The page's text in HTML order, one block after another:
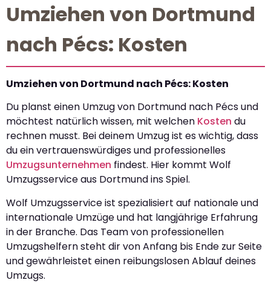
Umziehen von Dortmund
nach Pécs: Kosten
Umziehen von Dortmund nach Pécs: Kosten
Du planst einen Umzug von Dortmund nach Pécs und
möchtest natürlich wissen, mit welchen Kosten du
rechnen musst. Bei deinem Umzug ist es wichtig, dass
du ein vertrauenswürdiges und professionelles
Umzugsunternehmen findest. Hier kommt Wolf
Umzugsservice aus Dortmund ins Spiel.
Wolf Umzugsservice ist spezialisiert auf nationale und
internationale Umzüge und hat langjährige Erfahrung
in der Branche. Das Team von professionellen
Umzugshelfern steht dir von Anfang bis Ende zur Seite
und gewährleistet einen reibungslosen Ablauf deines
Umzugs.